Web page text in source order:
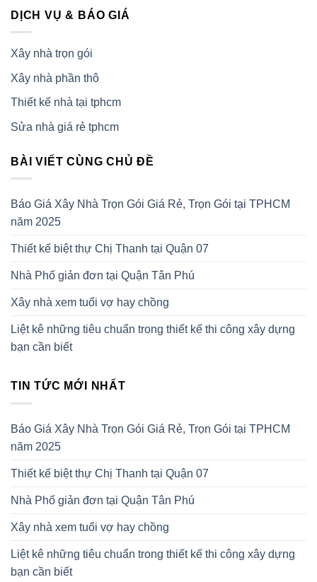
DỊCH VỤ & BÁO GIÁ
Xây nhà trọn gói
Xây nhà phần thô
Thiết kế nhà tại tphcm
Sửa nhà giá rẻ tphcm
BÀI VIẾT CÙNG CHỦ ĐỀ
Báo Giá Xây Nhà Trọn Gói Giá Rẻ, Trọn Gói tại TPHCM
năm 2025
Thiết kế biệt thự Chị Thanh tại Quận 07
Nhà Phố giản đơn tại Quận Tân Phú
Xây nhà xem tuổi vợ hay chồng
Liệt kê những tiêu chuẩn trong thiết kế thi công xây dựng
bạn cần biết
TIN TỨC MỚI NHẤT
Báo Giá Xây Nhà Trọn Gói Giá Rẻ, Trọn Gói tại TPHCM
năm 2025
Thiết kế biệt thự Chị Thanh tại Quận 07
Nhà Phố giản đơn tại Quận Tân Phú
Xây nhà xem tuổi vợ hay chồng
Liệt kê những tiêu chuẩn trong thiết kế thi công xây dựng
bạn cần biết